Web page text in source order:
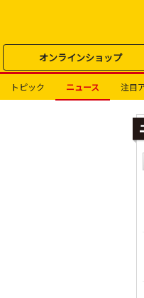
オンラインショップ
トピック ニュース 注目